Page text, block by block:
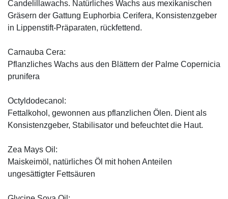
Candelillawachs. Natürliches Wachs aus mexikanischen
Gräsern der Gattung Euphorbia Cerifera, Konsistenzgeber
in Lippenstift-Präparaten, rückfettend.
Carnauba Cera:
Pflanzliches Wachs aus den Blättern der Palme Copernicia
prunifera
Octyldodecanol:
Fettalkohol, gewonnen aus pflanzlichen Ölen. Dient als
Konsistenzgeber, Stabilisator und befeuchtet die Haut.
Zea Mays Oil:
Maiskeimöl, natürliches Öl mit hohen Anteilen
ungesättigter Fettsäuren